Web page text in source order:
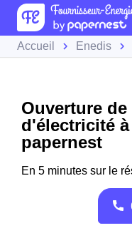
Accueil Enedis